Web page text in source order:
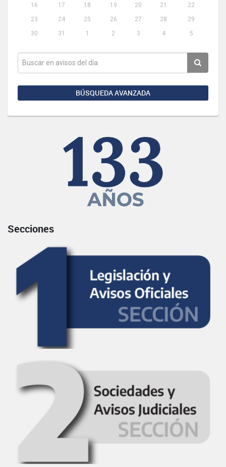
16
17 18 19 20 21
22
23
24 25 26 27 28
29
30
31 1 2 3 4 5
BÚSQUEDA AVANZADA
Secciones